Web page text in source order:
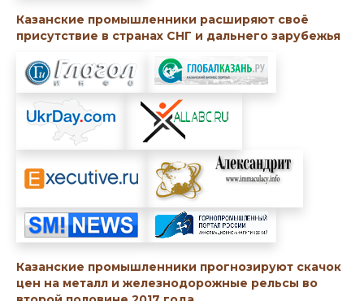
Казанские промышленники расширяют своё
присутствие в странах СНГ и дальнего зарубежья
Казанские промышленники прогнозируют скачок
цен на металл и железнодорожные рельсы во